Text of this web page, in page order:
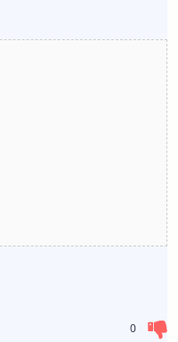
0